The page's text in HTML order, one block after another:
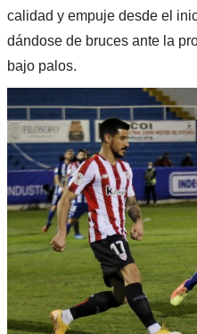
calidad y empuje desde el
dándose de bruces ante la
bajo palos.